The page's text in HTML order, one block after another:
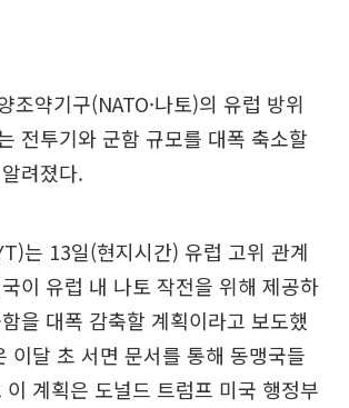
조약기구(NATO·나토)의 유럽 방위
전투기와 군함 규모를 대폭 축소할
려졌다.
는 13일(현지시간) 유럽 고위 관계
이 유럽 내 나토 작전을 위해 제공하
을 대폭 감축할 계획이라고 보도했
이달 초 서면 문서를 통해 동맹국들
이 계획은 도널드 트럼프 미국 행정부